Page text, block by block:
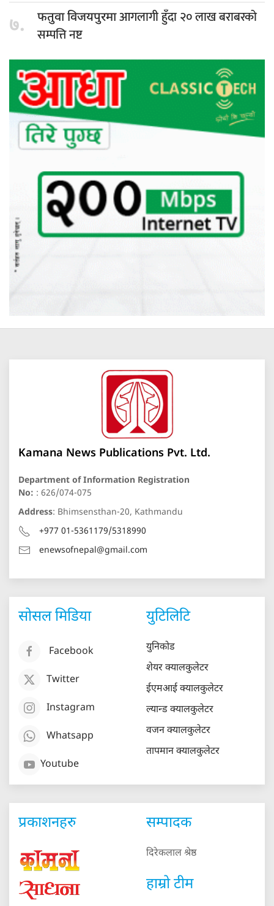
७. फतुवा विजयपुरमाआगलागी हुँदा २० लाख बराबरको
सम्पत्ति नष्ट
Kamana News Publications Pvt. Ltd.
Department of Information Registration
No: : 626/074-075
Address: Bhimsensthan-20, Kathmandu
+977 01-5361179/5318990
enewsofnepal@gmail.com
सोसल मिडिया
Facebook
Twitter
Instagram
Whatsapp
Youtube
युटिलिटि
युनिकोड
शेयर क्यालकुलेटर
ईएमआई क्यालकुलेटर
ल्यान्ड क्यालकुलेटर
वजन क्यालकुलेटर
तापमान क्यालकुलेटर
प्रकाशनहरु सम्पादक
दिरेकलाल श्रेष्ठ
हाम्रो टीम